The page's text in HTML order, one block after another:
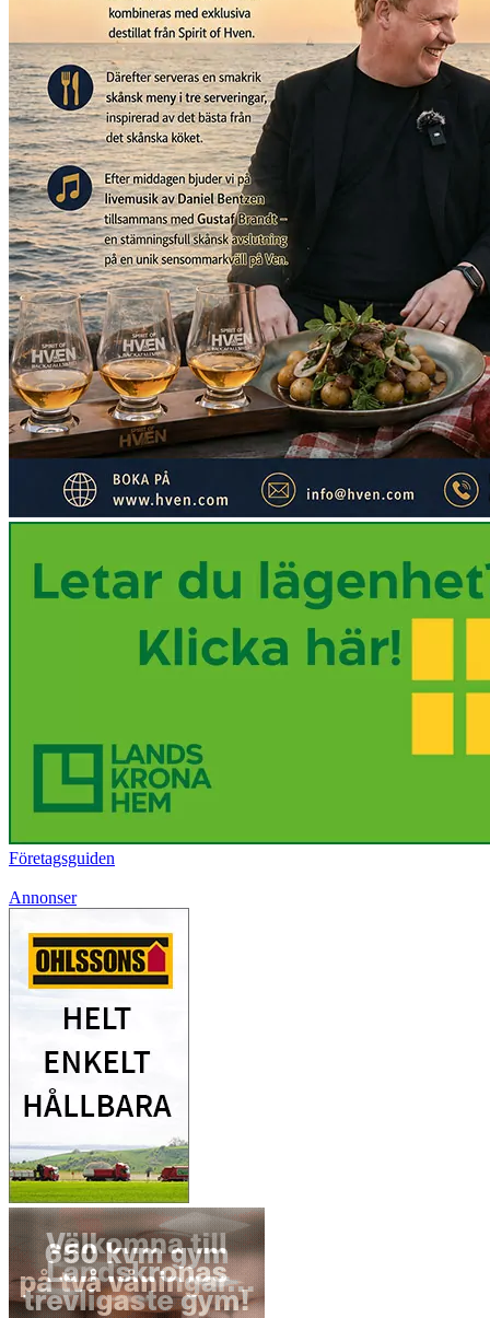
Företagsguiden
Annonser